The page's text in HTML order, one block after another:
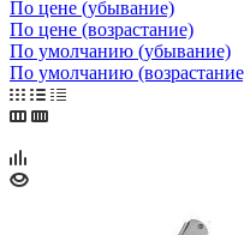
По цене (убывание)
По цене (возрастание)
По умолчанию (убывание)
По умолчанию